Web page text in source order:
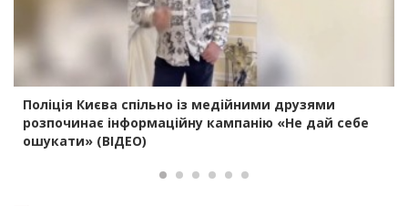
Поліція Києва спільно із медійними друзями
розпочинає інформаційну кампанію «Не дай себе
ошукати» (ВІДЕО)